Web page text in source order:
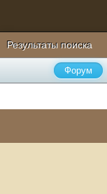
Результаты поиска
Форум